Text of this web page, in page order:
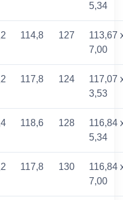
5,34
114,8 127
113,67
7,00
117,8 124
117,07
3,53
118,6 128
116,84
5,34
117,8 130
116,84
7,00